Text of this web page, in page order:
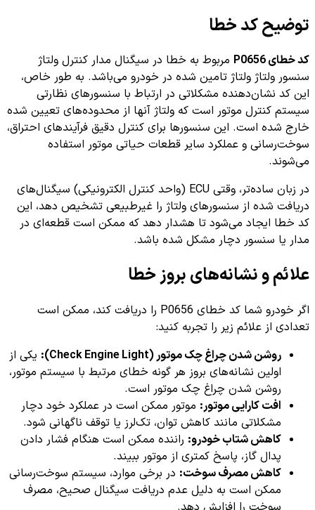
توضیح کد خطا
کد خطای P0656
مربوط به خطا در سیگنال مدار کنترل ولتاژ
سنسور ولتاژ ولتاژ تامین شده در خودرو می‌باشد. به طور خاص،
این کد نشان‌دهنده مشکلاتی در ارتباط با سنسورهای نظارتی
سیستم کنترل موتور است که ولتاژ آنها از محدوده‌های تعیین شده
خارج شده است. این سنسورها برای کنترل دقیق فرآیندهای احتراق،
سوخت‌رسانی و عملکرد سایر قطعات حیاتی موتور استفاده
می‌شوند.
در زبان ساده‌تر، وقتی ECU (واحد کنترل الکترونیکی) سیگنال‌های
دریافت شده از سنسورهای ولتاژ را غیرطبیعی تشخیص دهد، این
کد خطا ایجاد می‌شود تا هشدار دهد که ممکن است قطعه‌ای در
مدار یا سنسور دچار مشکل شده باشد.
علائم و نشانه‌های بروز خطا
اگر خودرو شما کد خطای P0656 را دریافت کند، ممکن است
تعدادی از علائم زیر را تجربه کنید:
روشن شدن چراغ چک موتور (Check Engine Light):
یکی از
اولین نشانه‌های بروز هر گونه خطای مرتبط با سیستم موتور،
روشن شدن چراغ چک موتور است.
افت کارایی موتور: موتور ممکن است در عملکرد خود دچار
مشکلاتی مانند کاهش توان، تک‌لرز یا توقف ناگهانی شود.
کاهش شتاب خودرو: راننده ممکن است هنگام فشار دادن
پدال گاز، پاسخ کمتری از موتور ببیند.
کاهش مصرف سوخت: در برخی موارد، سیستم سوخت‌رسانی
ممکن است به دلیل عدم دریافت سیگنال صحیح، مصرف